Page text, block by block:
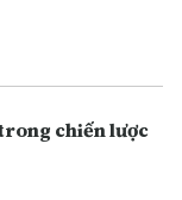
chiến lược